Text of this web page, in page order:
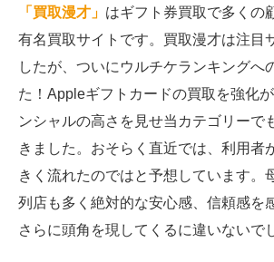
「買取漫才」 はギフト券買取で多くの
有名買取サイトです。買取漫才は注目
したが、ついにウルチケランキングへ
た！Appleギフトカードの買取を強化
ンシャルの高さを見せ当カテゴリーで
きました。おそらく直近では、利用者
きく流れたのではと予想しています。
列店も多く絶対的な安心感、信頼感を
さらに頭角を現してくるに違いないで